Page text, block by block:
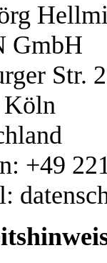
GmbH
Str.
Köln
+49